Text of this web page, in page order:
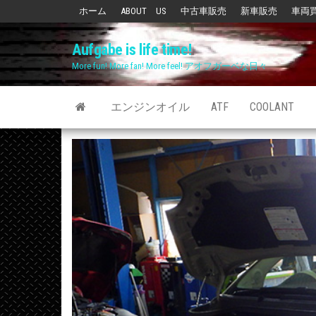
the
content
ホーム ABOUT US 中古車販売 新車販売 車両
Aufgabe is life time!
More fun! More fan! More feel! アオフガーベな日々
エンジンオイル ATF COOLANT